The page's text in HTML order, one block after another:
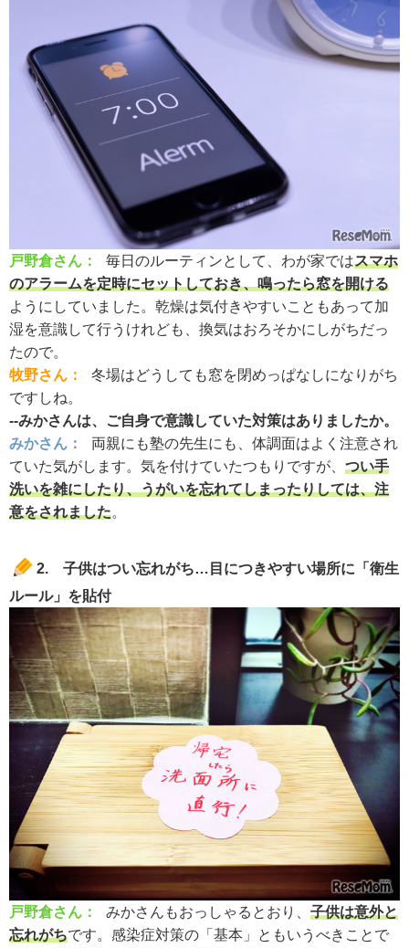
戸野倉さん： 毎日のルーティンとして、わが家ではスマホ
のアラームを定時にセットしておき、鳴ったら窓を開ける
ようにしていました。乾燥は気付きやすいこともあって加
湿を意識して行うけれども、換気はおろそかにしがちだっ
たので。
牧野さん：
冬場はどうしても窓を閉めっぱなしになりがち
ですしね。
--みかさんは、ご自身で意識していた対策はありましたか。
みかさん：
両親にも塾の先生にも、体調面はよく注意され
ていた気がします。気を付けていたつもりですが、 つい手
洗いを雑にしたり、うがいを忘れてしまったりしては、注
意をされました。
2. 子供はつい忘れがち…目につきやすい場所に「衛生
ルール」を貼付
戸野倉さん： みかさんもおっしゃるとおり、 子供は意外と
忘れがちです。感染症対策の「基本」ともいうべきことで